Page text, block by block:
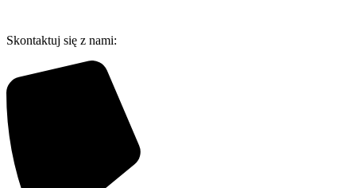
treści
Skontaktuj się z nami: